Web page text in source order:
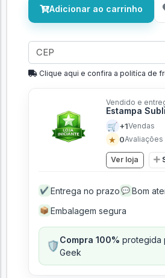
Adicionar ao carrinho
Clique aqui e confira a politíca de
Vendido e
Estampa
🛒 +1Vendas
★ 0Avaliações
Ver loja
✔ Entrega no prazo 💬 Bom
📦 Embalagem segura
🛡️Compra 100% protegida
Geek